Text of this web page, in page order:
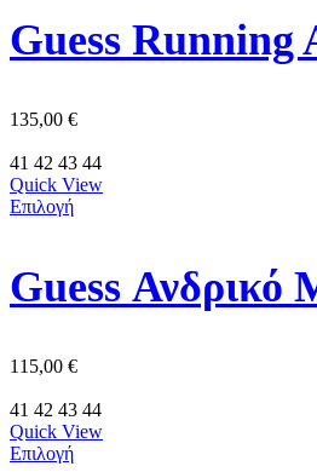
135,00 €
41 42 43 44
Quick View
Επιλογή
115,00 €
41 42 43 44
Quick View
Επιλογή